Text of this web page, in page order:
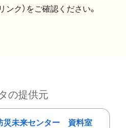
ンク）をご確認ください。
の提供元
災未来センター 資料室